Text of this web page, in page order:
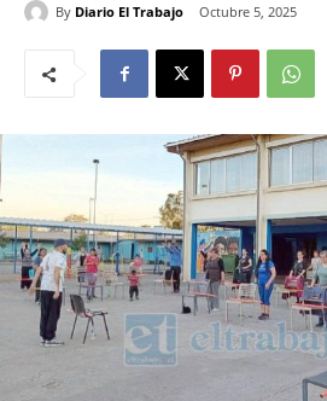
By Diario El Trabajo Octubre 5, 2025